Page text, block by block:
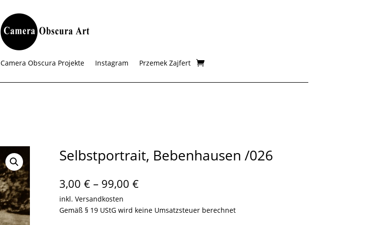
Camera Obscura Projekte Instagram Przemek Zajfert
Selbstportrait, Bebenhausen /026
3,00 € – 99,00 €Preisspanne:
bis
99,00 €
inkl. Versandkosten
Gemäß § 19 UStG wird keine Umsatzsteuer berechnet